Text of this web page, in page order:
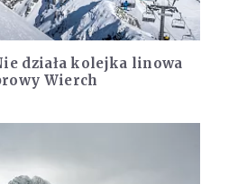
działa kolejka linowa
Wierch